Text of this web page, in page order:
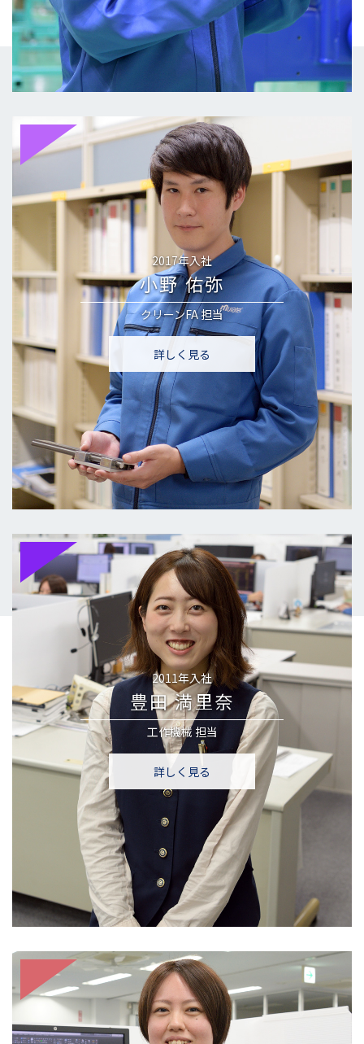
2017年入社
小野 佑弥
クリーンFA担当
詳しく見る
2011年入社
豊田 満里奈
工作機械 担当
詳しく見る